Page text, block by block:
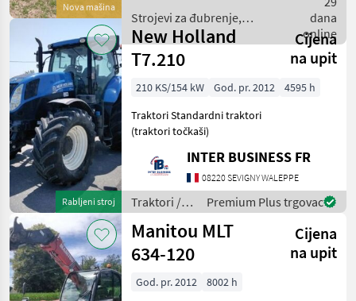
Nova mašina
Pagani Type = GARDA 6500
ME
Strojevi za đubrenje,
gnojenje i navodnjavanje /
Joskin
dana
online
Rabljeni stroj
New Holland
T7.210
Cijena
na upit
210 KS/154 kW God. pr. 2012
4595 h
Traktori Standardni traktori
(traktori točkaši)
INTER BUSINESS FR
08220 SEVIGNY WALEPPE
Traktori /
New
Holland
Premium Plus trgovac
Manitou MLT
634-120
Cijena
na upit
God. pr. 2012
8002 h